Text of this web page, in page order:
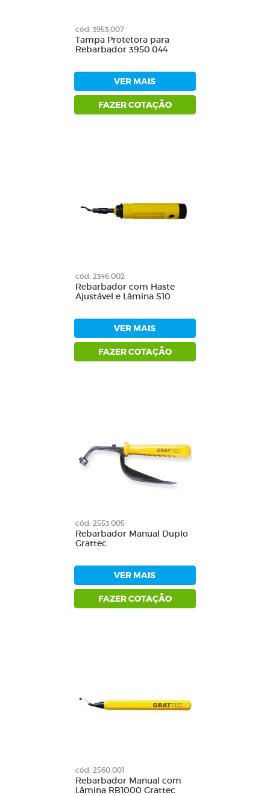
cód: 3953.007
Tampa Protetora para
Rebarbador 3950.044
VER MAIS
FAZER COTAÇÃO
cód: 2346.002
Rebarbador com Haste
Ajustável e Lâmina S10
VER MAIS
FAZER COTAÇÃO
cód: 2553.005
Rebarbador Manual Duplo
Grattec
VER MAIS
FAZER COTAÇÃO
cód: 2560.001
Rebarbador Manual com
Lâmina RB1000 Grattec